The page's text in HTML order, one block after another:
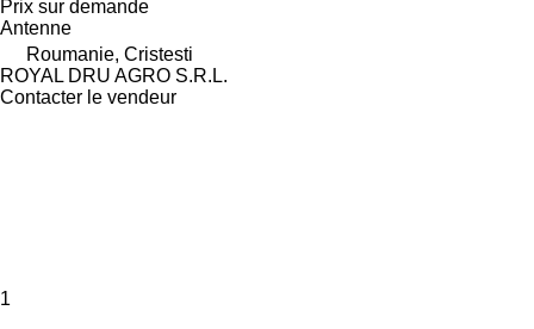
Prix sur demande
Antenne
Roumanie, Cristesti
ROYAL DRU AGRO S.R.L.
Contacter le vendeur
1